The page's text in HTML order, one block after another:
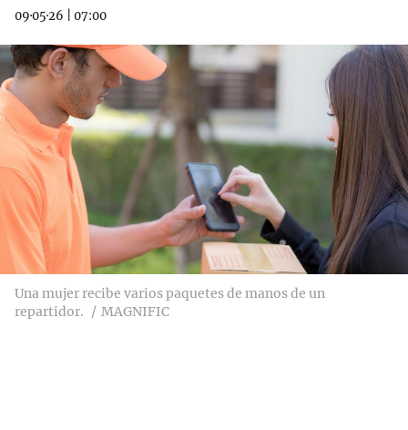
09·05·26 07:00
Una mujer recibe varios paquetes de manos de un
repartidor.
MAGNIFIC